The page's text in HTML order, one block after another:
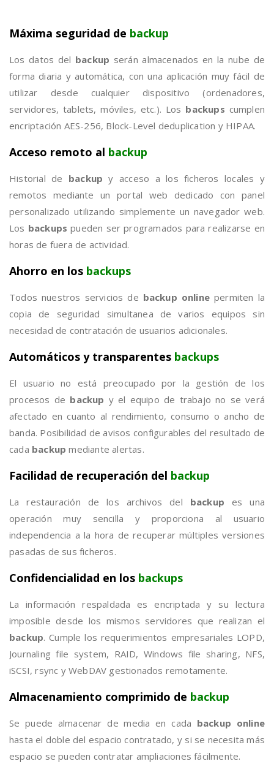
Máxima seguridad de backup
Los datos del backup serán almacenados en la nube de
forma diaria y automática, con una aplicación muy fácil de
utilizar desde cualquier dispositivo (ordenadores,
servidores, tablets, móviles, etc.). Los backups cumplen
encriptación AES-256, Block-Level deduplication y HIPAA.
Acceso remoto al backup
Historial de backup y acceso a los ficheros locales y
remotos mediante un portal web dedicado con panel
personalizado utilizando simplemente un navegador web.
Los backups pueden ser programados para realizarse en
horas de fuera de actividad.
Ahorro en los backups
Todos nuestros servicios de backup online permiten la
copia de seguridad simultanea de varios equipos sin
necesidad de contratación de usuarios adicionales.
Automáticos y transparentes backups
El usuario no está preocupado por la gestión de los
procesos de backup y el equipo de trabajo no se verá
afectado en cuanto al rendimiento, consumo o ancho de
banda. Posibilidad de avisos configurables del resultado de
cada backup mediante alertas.
Facilidad de recuperación del backup
La restauración de los archivos del backup es una
operación muy sencilla y proporciona al usuario
independencia a la hora de recuperar múltiples versiones
pasadas de sus ficheros.
Confidencialidad en los backups
La información respaldada es encriptada y su lectura
imposible desde los mismos servidores que realizan el
backup. Cumple los requerimientos empresariales LOPD,
Journaling file system, RAID, Windows file sharing, NFS,
iSCSI, rsync y WebDAV gestionados remotamente.
Almacenamiento comprimido de backup
Se puede almacenar de media en cada backup online
hasta el doble del espacio contratado, y si se necesita más
espacio se pueden contratar ampliaciones fácilmente.